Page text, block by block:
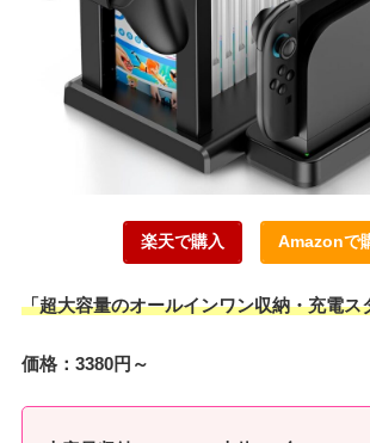
楽天で購入 Amazonで
「超大容量のオールインワン収納・充電ス
価格：3380円～